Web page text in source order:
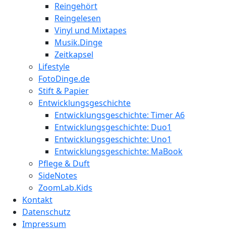
Reingehört
Reingelesen
Vinyl und Mixtapes
Musik.Dinge
Zeitkapsel
Lifestyle
FotoDinge.de
Stift & Papier
Entwicklungsgeschichte
Entwicklungsgeschichte: Timer A6
Entwicklungsgeschichte: Duo1
Entwicklungsgeschichte: Uno1
Entwicklungsgeschichte: MaBook
Pflege & Duft
SideNotes
ZoomLab.Kids
Kontakt
Datenschutz
Impressum